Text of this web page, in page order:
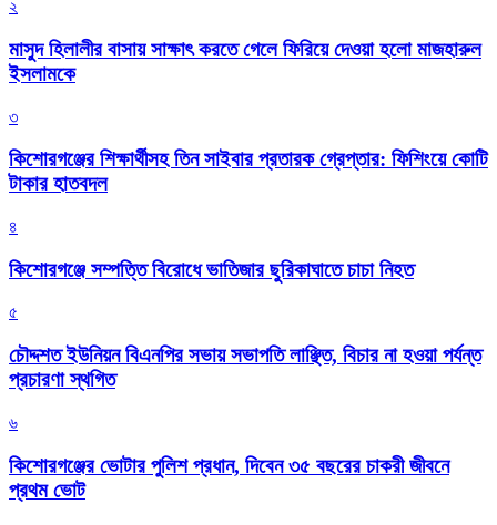
২
মাসুদ হিলালীর বাসায় সাক্ষাৎ করতে গেলে ফিরিয়ে দেওয়া হলো মাজহারুল
ইসলামকে
৩
কিশোরগঞ্জের শিক্ষার্থীসহ তিন সাইবার প্রতারক গ্রেপ্তার: ফিশিংয়ে কোটি
টাকার হাতবদল
৪
কিশোরগঞ্জে সম্পত্তি বিরোধে ভাতিজার ছুরিকাঘাতে চাচা নিহত
৫
চৌদ্দশত ইউনিয়ন বিএনপির সভায় সভাপতি লাঞ্ছিত, বিচার না হওয়া পর্যন্ত
প্রচারণা স্থগিত
৬
কিশোরগঞ্জের ভোটার পুলিশ প্রধান, দিবেন ৩৫ বছরের চাকরী জীবনে
প্রথম ভোট